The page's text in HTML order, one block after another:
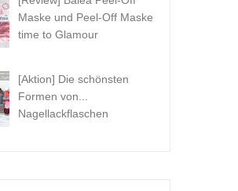
Maske und Peel-Off Maske
time to Glamour
[Aktion] Die schönsten
Formen von...
Nagellackflaschen